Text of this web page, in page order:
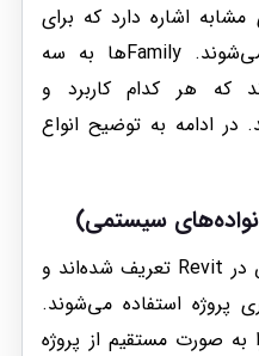
اشاره دارد که برای
مدل‌سازی پروژه‌ها استفاده می‌شوند. Familyها به سه
که هر کدام کاربرد و
ادامه به توضیح انواع
سیستمی)
این فمیلی‌ها به طور پیش‌فرض در Revit تعریف شده‌اند و
پروژه استفاده می‌شوند.
به صورت مستقیم از پروژه